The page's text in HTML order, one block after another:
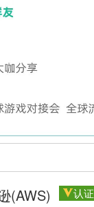
(AWS) 认证